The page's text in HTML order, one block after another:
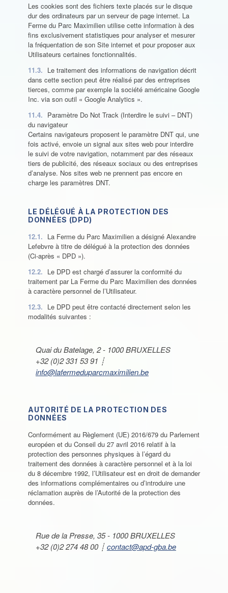
Les cookies sont des fichiers texte placés sur le disque
dur des ordinateurs par un serveur de page internet. La
Ferme du Parc Maximilien utilise cette information à des
fins exclusivement statistiques pour analyser et mesurer
la fréquentation de son Site internet et pour proposer aux
Utilisateurs certaines fonctionnalités.
11.3. Le traitement des informations de navigation décrit
dans cette section peut être réalisé par des entreprises
tierces, comme par exemple la société américaine Google
Inc. via son outil « Google Analytics ».
11.4. Paramètre Do Not Track (Interdire le suivi – DNT)
du navigateur
Certains navigateurs proposent le paramètre DNT qui, une
fois activé, envoie un signal aux sites web pour interdire
le suivi de votre navigation, notamment par des réseaux
tiers de publicité, des réseaux sociaux ou des entreprises
d’analyse. Nos sites web ne prennent pas encore en
charge les paramètres DNT.
LE DÉLÉGUÉ À LA PROTECTION DES
DONNÉES (DPD)
12.1. La Ferme du Parc Maximilien a désigné Alexandre
Lefebvre à titre de délégué à la protection des données
(Ci-après « DPD »).
12.2. Le DPD est chargé d’assurer la conformité du
traitement par La Ferme du Parc Maximilien des données
à caractère personnel de l’Utilisateur.
12.3. Le DPD peut être contacté directement selon les
modalités suivantes :
Quai du Batelage, 2 - 1000 BRUXELLES
+32 (0)2 331 53 91 ┊
info@lafermeduparcmaximilien.be
AUTORITÉ DE LA PROTECTION DES
DONNÉES
Conformément au Règlement (UE) 2016/679 du Parlement
européen et du Conseil du 27 avril 2016 relatif à la
protection des personnes physiques à l’égard du
traitement des données à caractère personnel et à la loi
du 8 décembre 1992, l’Utilisateur est en droit de demander
des informations complémentaires ou d’introduire une
réclamation auprès de l’Autorité de la protection des
données.
Rue de la Presse, 35 - 1000 BRUXELLES
+32 (0)2 274 48 00 ┊contact@apd-gba.be